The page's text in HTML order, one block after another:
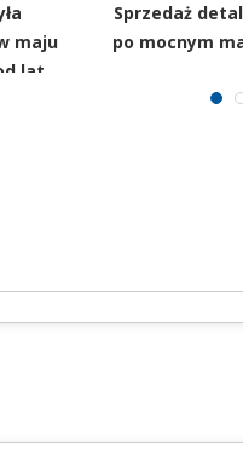
maju
lat
Sprzedaż
po mocnym